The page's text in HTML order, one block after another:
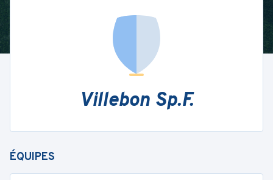
Villebon Sp.F.
ÉQUIPES